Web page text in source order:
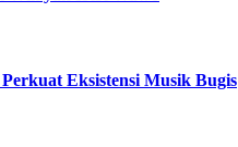
Eksistensi Musik Bugis